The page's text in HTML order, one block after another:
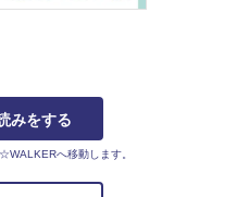
みをする
へ移動します。